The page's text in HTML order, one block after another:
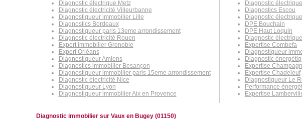
Diagnostic électrique Metz
Diagnostic électricité Villeurbanne
Diagnostiqueur immobilier Lille
Diagnostics Bordeaux
Diagnostiqueur paris 13eme arrondissement
Diagnostic électricité Rouen
Expert immobilier Grenoble
Expert Orléans
Diagnostiqueur Amiens
Diagnostics immobilier Besançon
Diagnostiqueur immobilier paris 15eme arrondissement
Diagnostic électricité Nice
Diagnostiqueur Lyon
Diagnostiqueur immobilier Aix en Provence
Diagnostic
Diagnostics Escou
Diagnostic
DPE Bouchain
DPE Haut Loquin
Diagnostic
Expertise Combefa
Diagnostiqueur
Diagnostic
Expertise
Expertise Chadeleuf
Diagnostiqueur Le
Performance
Expertise
Diagnostic immobilier sur Vaux en Bugey (01150)